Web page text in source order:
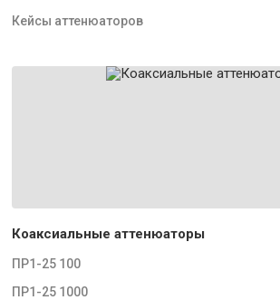
Кейсы аттенюаторов
Коаксиальные аттенюаторы
ПР1-25 100
ПР1-25 1000